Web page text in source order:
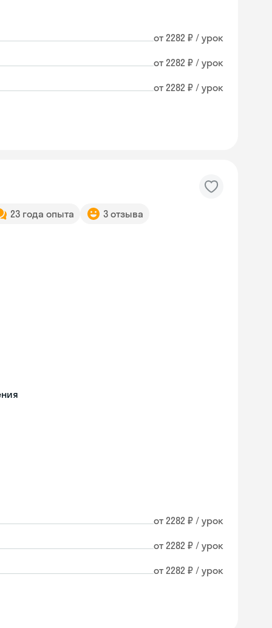
от 2282 ₽ / урок
от 2282 ₽ / урок
от 2282 ₽ / урок
23 года опыта 3 отзыва
от 2282 ₽ / урок
от 2282 ₽ / урок
от 2282 ₽ / урок